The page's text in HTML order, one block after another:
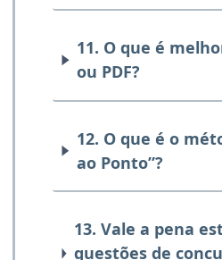
11. O que é
ou PDF?
12. O que é o
ao Ponto”?
13. Vale a pena
questões de